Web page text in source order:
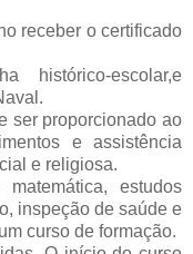
receber o certificado
histórico-escolar,e
ser proporcionado ao
e assistência
e religiosa.
estudos
inspeção de saúde e
curso de formação.